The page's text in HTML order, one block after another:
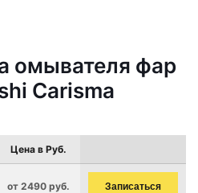
омывателя фар
Carisma
Цена в Руб.
от 2490 руб. Записаться